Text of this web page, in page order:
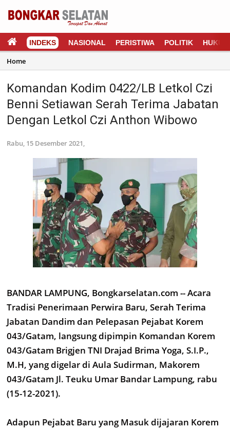
INDEKS NASIONAL PERISTIWA POLITIK HUKUM
Home
Komandan Kodim 0422/LB Letkol Czi
Benni Setiawan Serah Terima Jabatan
Dengan Letkol Czi Anthon Wibowo
Rabu, 15 Desember 2021,
BANDAR LAMPUNG, Bongkarselatan.com -- Acara
Tradisi Penerimaan Perwira Baru, Serah Terima
Jabatan Dandim dan Pelepasan Pejabat Korem
043/Gatam, langsung dipimpin Komandan Korem
043/Gatam Brigjen TNI Drajad Brima Yoga, S.I.P.,
M.H, yang digelar di Aula Sudirman, Makorem
043/Gatam Jl. Teuku Umar Bandar Lampung, rabu
(15-12-2021).
Adapun Pejabat Baru yang Masuk dijajaran Korem